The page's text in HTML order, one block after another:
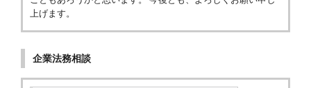
上げます。
企業法務相談